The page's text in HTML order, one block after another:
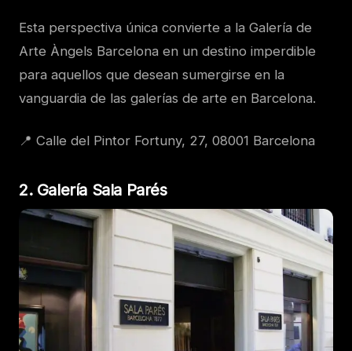
Esta perspectiva única convierte a la Galería de
Arte Àngels Barcelona en un destino imperdible
para aquellos que desean sumergirse en la
vanguardia de las galerías de arte en Barcelona.
📍 Calle del Pintor Fortuny, 27, 08001 Barcelona
2. Galería Sala Parés